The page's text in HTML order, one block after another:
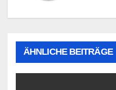
ÄHNLICHE BEITRÄGE